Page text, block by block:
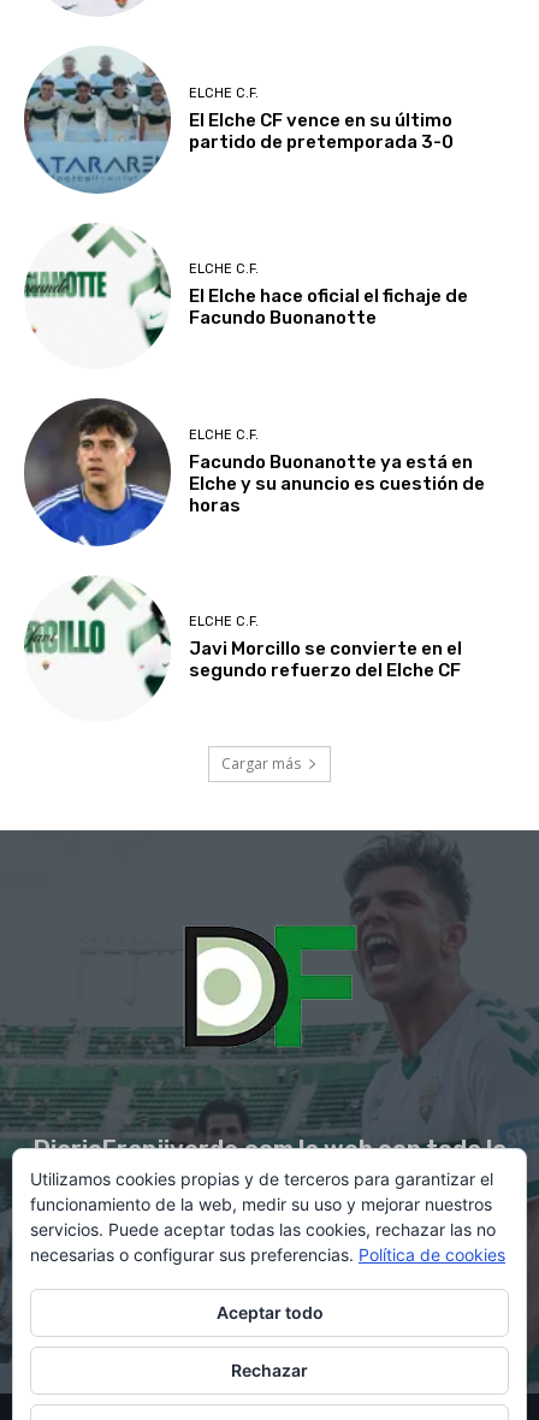
ELCHE C.F.
El Elche CF vence en su último
partido de pretemporada 3-0
ELCHE C.F.
El Elche hace oficial el fichaje de
Facundo Buonanotte
ELCHE C.F.
Facundo Buonanotte ya está en
Elche y su anuncio es cuestión de
horas
ELCHE C.F.
Javi Morcillo se convierte en el
segundo refuerzo del Elche CF
Cargar más
DiarioFranjiverde.com la web con toda la
información del Elche C.F.
Contacto en:diario@franjiverde.com
© Copyright 2021 - Gestión y diseño por Rubén Maestre
Utilizamos cookies propias y de terceros para garantizar el
funcionamiento de la web, medir su uso y mejorar nuestros
servicios. Puede aceptar todas las cookies, rechazar las no
necesarias o configurar sus preferencias. Política de cookies
Aceptar todo
Rechazar